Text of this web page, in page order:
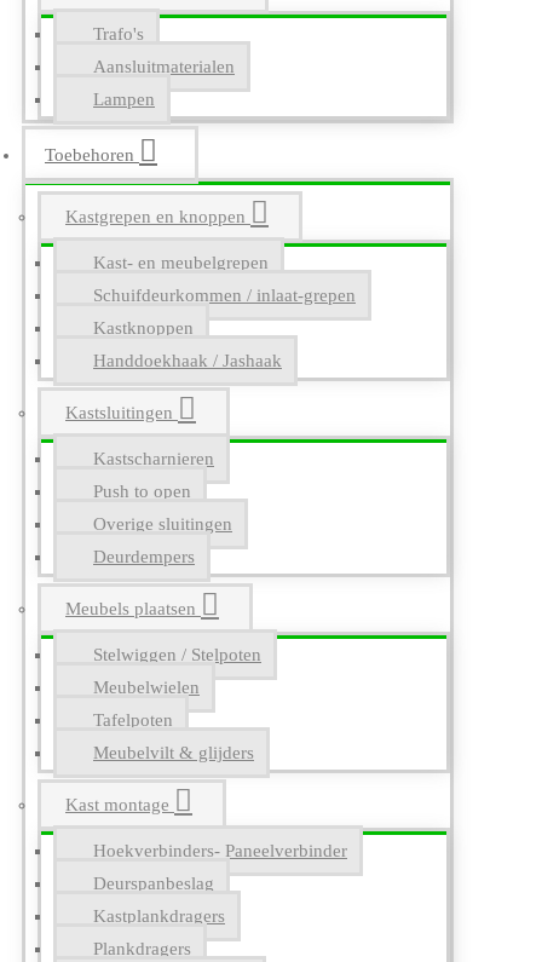
Trafo's
Aansluitmaterialen
Lampen
Toebehoren
Kastgrepen en knoppen
Kast- en meubelgrepen
Schuifdeurkommen / inlaat-grepen
Kastknoppen
Handdoekhaak / Jashaak
Kastsluitingen
Kastscharnieren
Push to open
Overige sluitingen
Deurdempers
Meubels plaatsen
Stelwiggen / Stelpoten
Meubelwielen
Tafelpoten
Meubelvilt & glijders
Kast montage
Hoekverbinders- Paneelverbinder
Deurspanbeslag
Kastplankdragers
Plankdragers